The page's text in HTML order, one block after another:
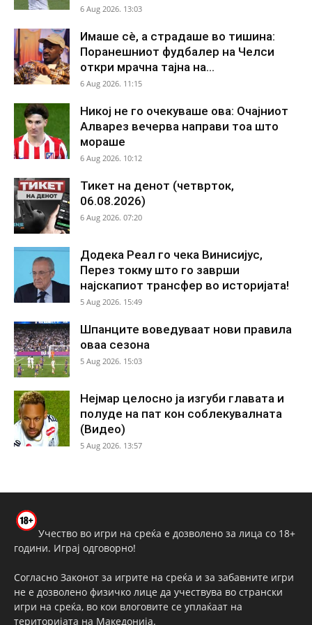
6 Aug 2026. 13:03
Имаше сè, а страдаше во тишина:
Поранешниот фудбалер на Челси
откри мрачна тајна на...
6 Aug 2026. 11:15
Никој не го очекуваше ова: Очајниот
Алварез вечерва направи тоа што
мораше
6 Aug 2026. 10:12
Тикет на денот (четврток,
06.08.2026)
6 Aug 2026. 07:20
Додека Реал го чека Винисијус,
Перез токму што го заврши
најскапиот трансфер во историјата!
5 Aug 2026. 15:49
Шпанците воведуваат нови правила
оваа сезона
5 Aug 2026. 15:03
Нејмар целосно ја изгуби главата и
полуде на пат кон соблекувалната
(Видео)
5 Aug 2026. 13:57
Учество во игри на среќа е дозволено за лица со 18+
години. Играј одговорно!
Согласно Законот за игрите на среќа и за забавните игри
не е дозволено физичко лице да учествува во странски
игри на среќа, во кои влоговите се уплаќаат на
територијата на Македонија.